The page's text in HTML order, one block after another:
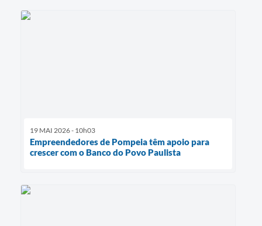
19 MAI 2026 - 10h03
Empreendedores de Pompeia têm apoio para
crescer com o Banco do Povo Paulista